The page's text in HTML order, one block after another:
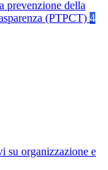
prevenzione della
(PTPCT) 4
su organizzazione e